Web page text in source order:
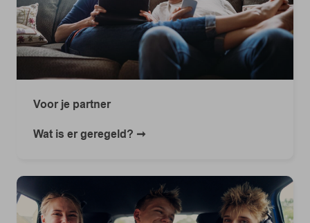
Voor je partner
Wat is er geregeld?